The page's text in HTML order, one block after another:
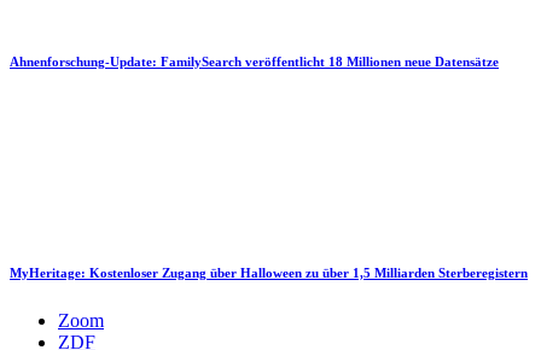
Ahnenforschung-Update: FamilySearch veröffentlicht 18 Millionen neue Datensätze
MyHeritage: Kostenloser Zugang über Halloween zu über 1,5 Milliarden Sterberegistern
Zoom
ZDF